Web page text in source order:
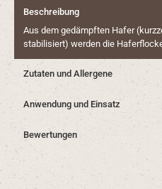
Beschreibung
Aus dem gedämpften Hafer
stabilisiert) werden die
Zutaten und Allergene
Anwendung und Einsatz
Bewertungen